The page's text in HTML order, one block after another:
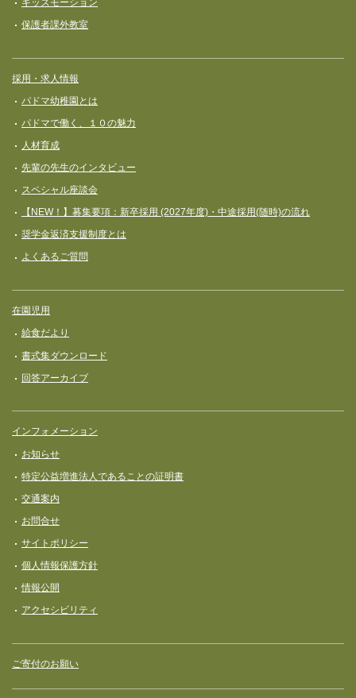
保護者課外教室
採用・求人情報
パドマ幼稚園とは
パドマで働く、１０の魅力
人材育成
先輩の先生のインタビュー
スペシャル座談会
【NEW！】募集要項：新卒採用 (2027年度)・中途採用(随時)の流れ
奨学⾦返済⽀援制度とは
よくあるご質問
在園児用
給食だより
書式集ダウンロード
回答アーカイブ
インフォメーション
お知らせ
特定公益増進法人であることの証明書
交通案内
お問合せ
サイトポリシー
個人情報保護方針
情報公開
アクセシビリティ
ご寄付のお願い